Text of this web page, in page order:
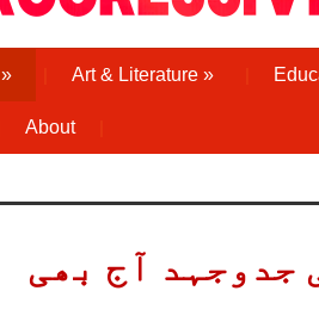
» Art & Literature »
About
جدوجہد آج بھی